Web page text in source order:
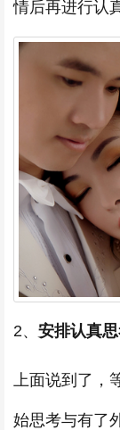
情后再进行认
2、 安排认真
上面说到了
始思考与有了